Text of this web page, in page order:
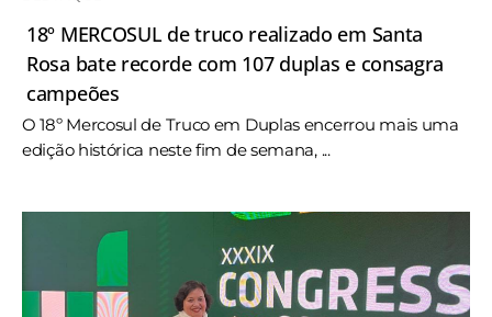
18º MERCOSUL de truco realizado em Santa
Rosa bate recorde com 107 duplas e consagra
campeões
O 18º Mercosul de Truco em Duplas encerrou mais uma
edição histórica neste fim de semana, ...